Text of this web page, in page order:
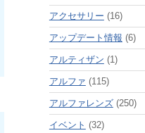
アクセサリー (16)
アップデート情報 (6)
アルティザン (1)
アルファ (115)
アルファレンズ(250)
イベント (32)